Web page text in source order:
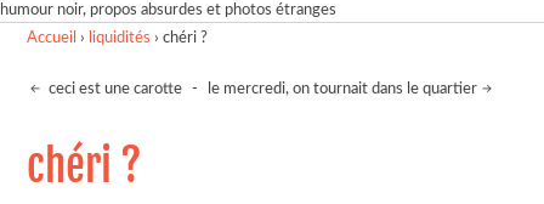
humour noir, propos absurdes et photos étranges
Accueil › liquidités ›chéri ?
ceci est une carotte - le mercredi, on tournait dans le quartier
chéri ?